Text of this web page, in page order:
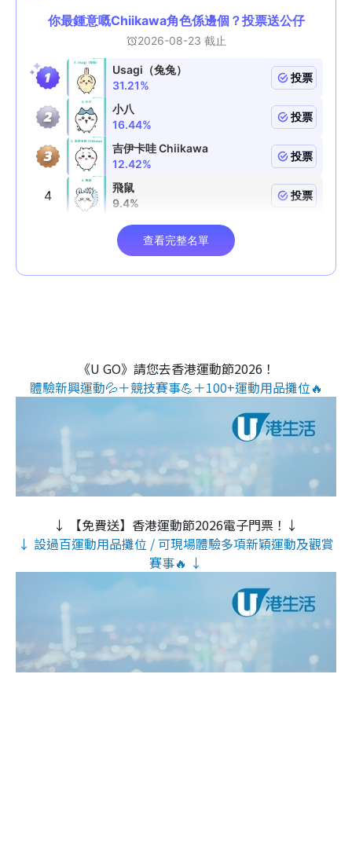
《U GO》請您去香港運動節2026！
體驗新興運動💦＋競技賽事💪＋100+運動用品攤位🔥
↓ 【免費送】香港運動節2026電子門票！↓
↓ 設過百運動用品攤位 / 可現場體驗多項新穎運動及觀賞
賽事🔥 ↓